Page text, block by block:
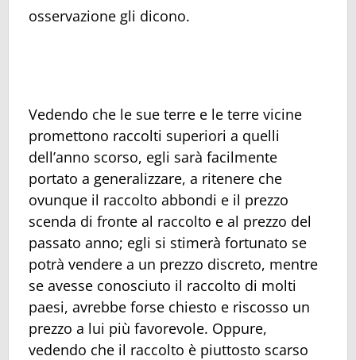
osservazione gli dicono.
Vedendo che le sue terre e le terre vicine
promettono raccolti superiori a quelli
dell’anno scorso, egli sarà facilmente
portato a generalizzare, a ritenere che
ovunque il raccolto abbondi e il prezzo
scenda di fronte al raccolto e al prezzo del
passato anno; egli si stimerà fortunato se
potrà vendere a un prezzo discreto, mentre
se avesse conosciuto il raccolto di molti
paesi, avrebbe forse chiesto e riscosso un
prezzo a lui più favorevole. Oppure,
vedendo che il raccolto è piuttosto scarso